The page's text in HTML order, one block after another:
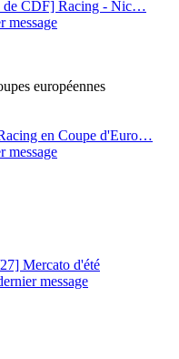
de CDF] Racing - Nic…
message
européennes
en Coupe d'Euro…
message
Mercato d'été
message